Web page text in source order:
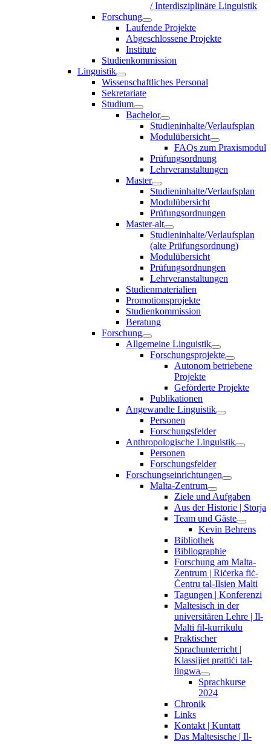
/ Interdisziplinäre Linguistik
Forschung
Laufende Projekte
Abgeschlossene Projekte
Institute
Studienkommission
Linguistik
Wissenschaftliches Personal
Sekretariate
Studium
Bachelor
Studieninhalte/Verlaufsplan
Modulübersicht
FAQs zum Praxismodul
Prüfungsordnung
Lehrveranstaltungen
Master
Studieninhalte/Verlaufsplan
Modulübersicht
Prüfungsordnungen
Master-alt
Studieninhalte/Verlaufsplan
(alte Prüfungsordnung)
Modulübersicht
Prüfungsordnungen
Lehrveranstaltungen
Studienmaterialien
Promotionsprojekte
Studienkommission
Beratung
Forschung
Allgemeine Linguistik
Forschungsprojekte
Autonom betriebene
Projekte
Geförderte Projekte
Publikationen
Angewandte Linguistik
Personen
Forschungsfelder
Anthropologische Linguistik
Personen
Forschungsfelder
Forschungseinrichtungen
Malta-Zentrum
Ziele und Aufgaben
Aus der Historie | Storja
Team und Gäste
Kevin Behrens
Bibliothek
Bibliographie
Forschung am Malta-
Zentrum | Riċerka fiċ-
Ċentru tal-Ilsien Malti
Tagungen | Konferenzi
Maltesisch in der
universitären Lehre | Il-
Malti fil-kurrikulu
Praktischer
Sprachunterricht |
Klassijiet prattiċi tal-
lingwa
Sprachkurse
2024
Chronik
Links
Kontakt | Kuntatt
Das Maltesische | Il-